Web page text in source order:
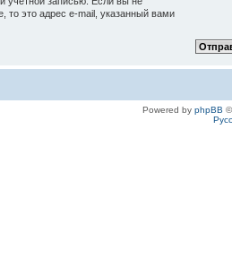
то это адрес e-mail, указанный вами
Powered by phpBB